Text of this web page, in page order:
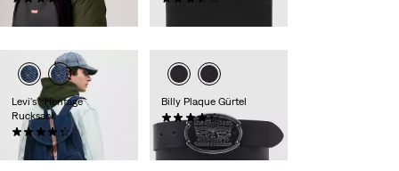
34,95 € 39,95 €
Levi's® Heritage
Rucksack
(25)
99,95 €
Billy Plaque Gürtel
(44)
39,95 €